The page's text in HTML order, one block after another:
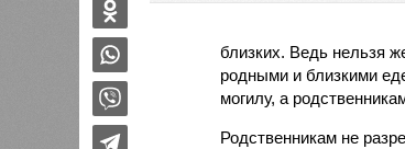
близких. Ведь нельзя
родными и близкими
могилу, а
Родственникам не